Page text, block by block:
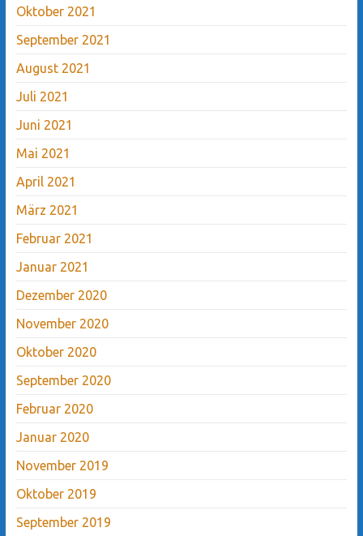
Oktober 2021
September 2021
August 2021
Juli 2021
Juni 2021
Mai 2021
April 2021
März 2021
Februar 2021
Januar 2021
Dezember 2020
November 2020
Oktober 2020
September 2020
Februar 2020
Januar 2020
November 2019
Oktober 2019
September 2019